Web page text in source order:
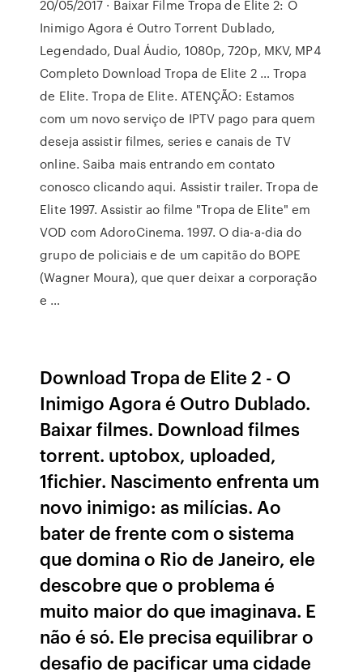
20/05/2017 · Baixar Filme Tropa de Elite 2: O
Inimigo Agora é Outro Torrent Dublado,
Legendado, Dual Áudio, 1080p, 720p, MKV, MP4
Completo Download Tropa de Elite 2 … Tropa
de Elite. Tropa de Elite. ATENÇÃO: Estamos
com um novo serviço de IPTV pago para quem
deseja assistir filmes, series e canais de TV
online. Saiba mais entrando em contato
conosco clicando aqui. Assistir trailer. Tropa de
Elite 1997. Assistir ao filme "Tropa de Elite" em
VOD com AdoroCinema. 1997. O dia-a-dia do
grupo de policiais e de um capitão do BOPE
(Wagner Moura), que quer deixar a corporação
e …
Download Tropa de Elite 2 - O
Inimigo Agora é Outro Dublado.
Baixar filmes. Download filmes
torrent. uptobox, uploaded,
1fichier. Nascimento enfrenta um
novo inimigo: as milí­cias. Ao
bater de frente com o sistema
que domina o Rio de Janeiro, ele
descobre que o problema é
muito maior do que imaginava. E
não é só. Ele precisa equilibrar o
desafio de pacificar uma cidade